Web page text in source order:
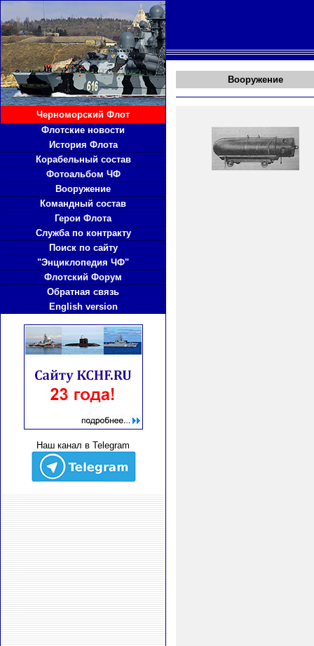
Черноморский Флот
Флотские новости
История Флота
Корабельный состав
Фотоальбом ЧФ
Вооружение
Командный состав
Герои Флота
Служба по контракту
Поиск по сайту
"Энциклопедия ЧФ"
Флотский Форум
Обратная связь
English version
Наш канал в Telegram
Вооружение